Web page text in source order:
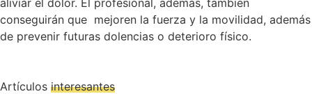
aliviar el dolor. El profesional, además, también
conseguirán que mejoren la fuerza y la movilidad, además
de prevenir futuras dolencias o deterioro físico.
Artículos interesantes